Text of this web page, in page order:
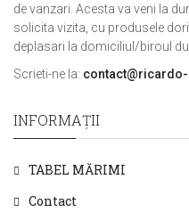
de vanzari. Acesta va veni la
solicita vizita, cu produsele
deplasari la domiciliul/biroul
Scrieti-ne la:
INFORMAŢII
TABEL MĂRIMI
Contact